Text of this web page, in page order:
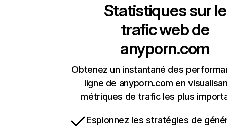
Statistiques sur le
trafic web de
anyporn.com
Obtenez un instantané des
ligne de anyporn.com en
métriques de trafic les plus
Espionnez les stratégies de